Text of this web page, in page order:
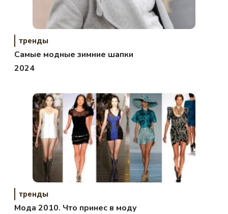
тренды
Самые модные зимние шапки
2024
тренды
Мода 2010. Что принес в моду